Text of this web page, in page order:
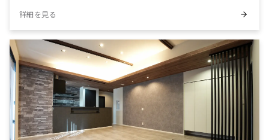
詳細を見る